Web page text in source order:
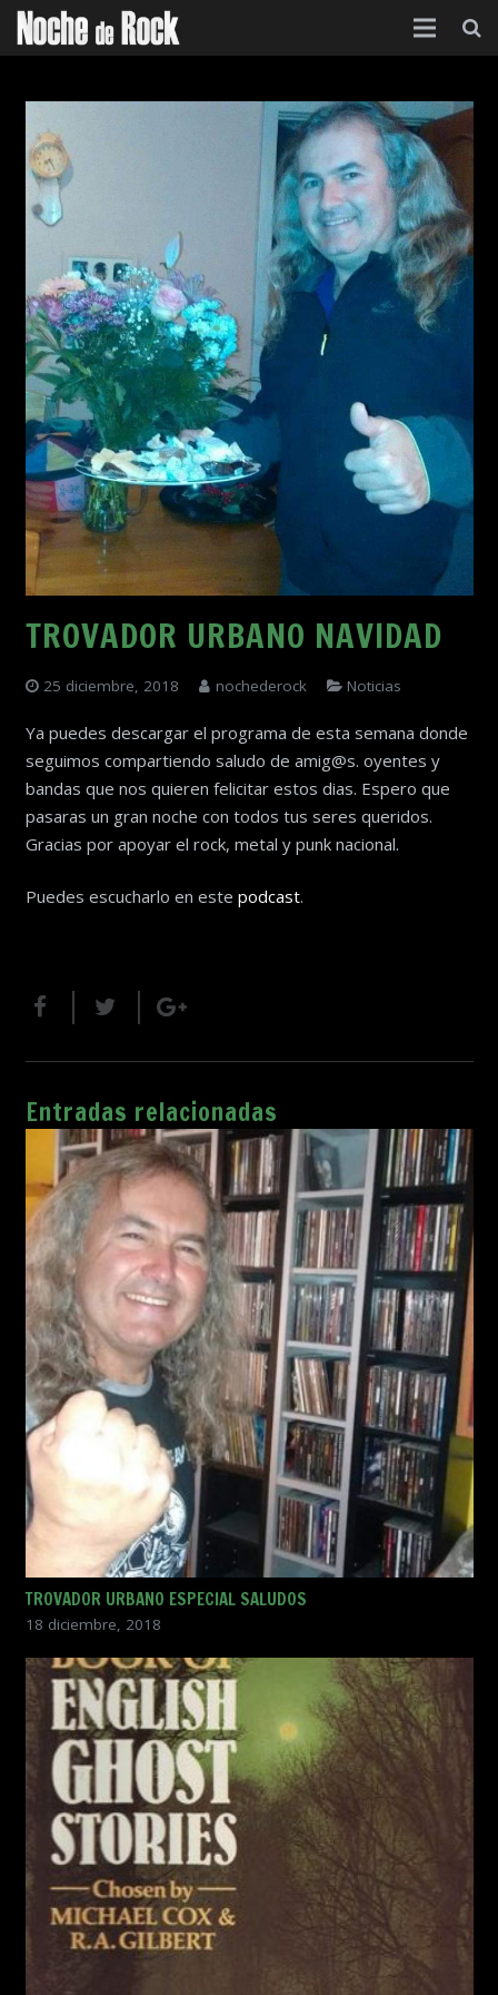
Categorías
Agenda
Foro
Contacto
Acerca de
TROVADOR URBANO NAVIDAD
25 diciembre, 2018 nochederock Noticias
Ya puedes descargar el programa de esta semana donde
seguimos compartiendo saludo de amig@s. oyentes y
bandas que nos quieren felicitar estos dias. Espero que
pasaras un gran noche con todos tus seres queridos.
Gracias por apoyar el rock, metal y punk nacional.
Puedes escucharlo en este podcast.
Entradas relacionadas
TROVADOR URBANO ESPECIAL SALUDOS
18 diciembre, 2018